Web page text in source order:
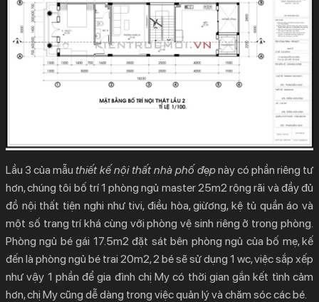
Lầu 3 của mẫu thiết kế nội thất nhà phố đẹpnày có phần riêng tư
hơn, chúng tôi bố trí 1 phòng ngủ master 25m2 rộng rãi và đầy đủ
đồ nội thất tiện nghi như tivi, điều hòa, giừơng, kệ tủ quần áo và
một số trang trí khá cùng với phòng vệ sinh riêng ở trong phòng.
Phòng ngủ bé gái 17.5m2 đặt sát bên phòng ngủ của bố mẹ, kế
đến là phòng ngủ bé trai 20m2, 2 bé sẽ sử dụng 1 wc, việc sắp xếp
như vậy 1 phần để gia đình chị My có thời gian gắn kết tình cảm
hơn, chị My cũng dễ dàng trong việc quản lý và chăm sóc các bé.